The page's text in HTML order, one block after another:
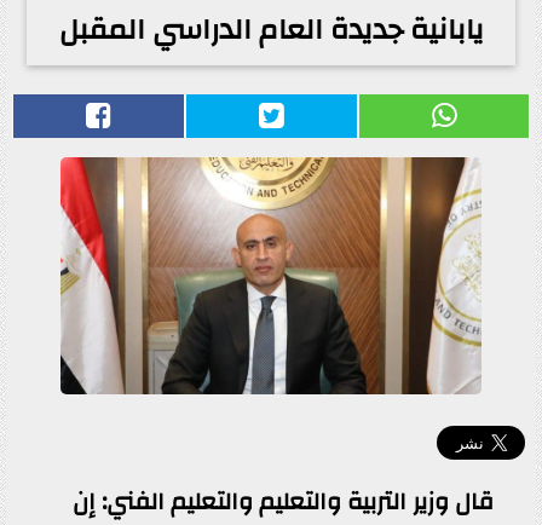
يابانية جديدة العام الدراسي المقبل
قال وزير التربية والتعليم والتعليم الفني: إن